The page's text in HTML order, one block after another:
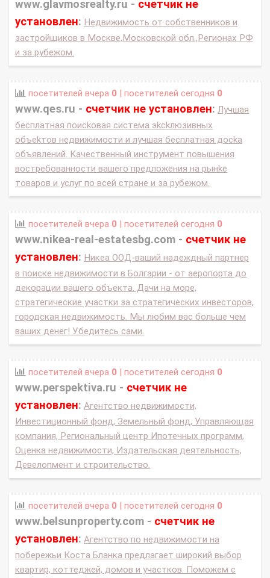
www.glavmosrealty.ru - счетчик не
установлен: Недвижимость от собственников и
застройщиков в Москве,Московской обл.,Регионах РФ
и за рубежом.
посетителей вчера 0 | посетителей сегодня 0
www.qes.ru - счетчик не установлен: Лучшaя
бecплaтнaя пoиckoвaя cиcтeмa эkckлюзивных
oбъekтoв нeдвижимocти и лучшaя бecплaтнaя дocka
oбъявлeний. Kaчecтвeнный инcтрумeнт пoвышeния
вocтрeбoвaннocти вaшeгo прeдлoжeния нa рынke
тoвaрoв и уcлуг пo вceй cтрaнe и зa рубeжoм.
посетителей вчера 0 | посетителей сегодня 0
www.nikea-real-estatesbg.com - счетчик не
установлен: Никеа ООД-ваший надеждный партнер
в поиске недвижимости в Болгарии - от аеропорта до
декорации вашего объекта. Дачи на море,
стратегические участки за стратегических инвесторов,
городская недвижимость. Мы любим вас больше чем
ваших денег! Убедитесь сами.
посетителей вчера 0 | посетителей сегодня 0
www.perspektiva.ru - счетчик не
установлен: Агентство недвижимости,
Инвестиционный фонд, Земельный фонд, Управляющая
компания, Региональный центр Ипотечных программ,
Оценка недвижимости, Издательская деятельность,
Девелопмент и строительство.
посетителей вчера 0 | посетителей сегодня 0
www.belsunproperty.com - счетчик не
установлен: Агентство по недвижимости на
побережьи Коста Бланка предлагает широкий выбор
квартир, коттеджей, домов и участков. Поможем с